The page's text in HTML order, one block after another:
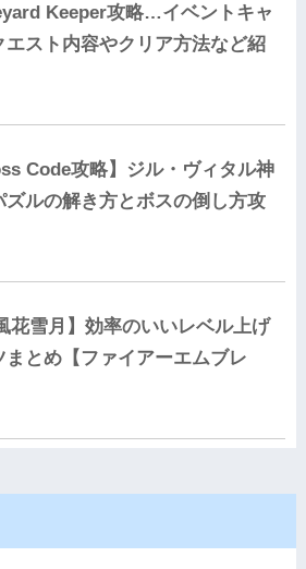
Keeper攻略…イベントキャ
エスト内容やクリア方法など紹
Code攻略】ジル・ヴィタル神
ズルの解き方とボスの倒し方攻
花雪月】効率のいいレベル上げ
まとめ【ファイアーエムブレ